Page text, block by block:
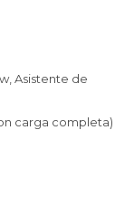
Asistente de
carga completa)